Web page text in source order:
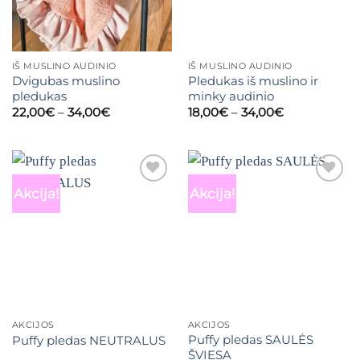
IŠ MUSLINO AUDINIO
Dvigubas muslino
pledukas
22,00€ – 34,00€Price
34,00€
IŠ MUSLINO AUDINIO
Pledukas iš muslino ir
minky audinio
18,00€ – 34,00€Price
34,00€
Akcija!
AKCIJOS
Puffy pledas NEUTRALUS
Akcija!
AKCIJOS
Puffy pledas SAULĖS
ŠVIESA